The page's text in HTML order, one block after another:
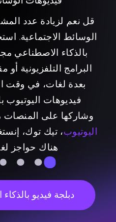
قل نعم لزيادة عدد
الوسائط الاجتماعية.
بالذكاء الاصطناعي
البرامج التلفزيونية أو
بعدة لغات، في وقت
فيديوهات اليوتيوب
وشاركها على المنصات
اليوتيوب، تيك توك،
هناك حواجز
دبلجة فيديو